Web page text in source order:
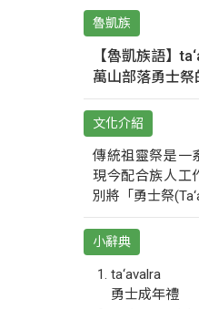
魯凱族
【魯凱族語】
萬山部落勇士祭
文化介紹
傳統祖靈祭是一
現今配合族人工
別將「勇士祭
小辭典
ta‘avalra
勇士成年禮